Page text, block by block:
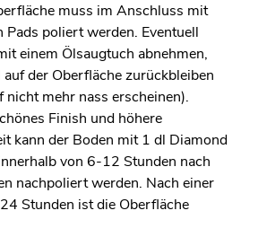
muss im Anschluss mit
poliert werden. Eventuell
einem Ölsaugtuch abnehmen,
der Oberfläche zurückbleiben
nicht mehr nass erscheinen).
Finish und höhere
kann der Boden mit 1 dl Diamond
von 6-12 Stunden nach
nachpoliert werden. Nach einer
Stunden ist die Oberfläche